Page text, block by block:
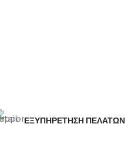
ΕΞΥΠΗΡΕΤΗΣΗ ΠΕΛΑΤΩΝ